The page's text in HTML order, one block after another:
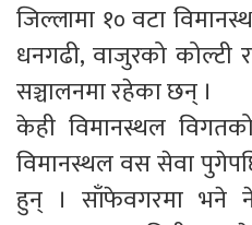
जिल्लामा १० वटा
धनगढी, वाजुरको कोल्टी
सञ्चालनमा रहेका छन् ।
केही विमानस्थल
विमानस्थल वस सेवा
हुन् । साँफेवगरमा भने